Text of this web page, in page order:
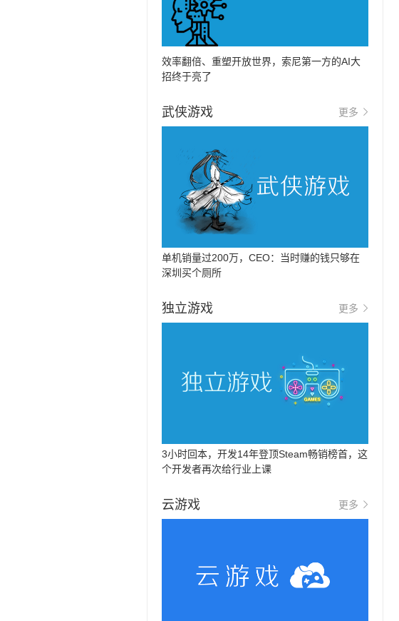
效率翻倍、重塑开放世界，索尼第一方的AI大
招终于亮了
武侠游戏 更多
单机销量过200万，CEO：当时赚的钱只够在
深圳买个厕所
独立游戏 更多
3小时回本，开发14年登顶Steam畅销榜首，这
个开发者再次给行业上课
云游戏 更多